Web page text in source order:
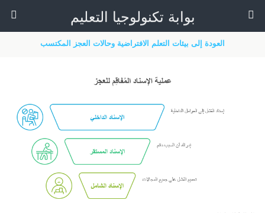
بوابة تكنولوجيا التعليم
العودة إلى بيئات التعلم الافتراضية وحالات العجز المكتسب